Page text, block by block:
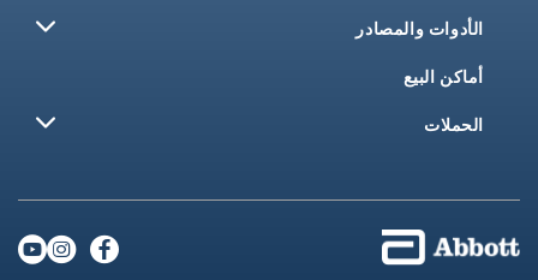
الأدوات والمصادر
أماكن البيع
الحملات